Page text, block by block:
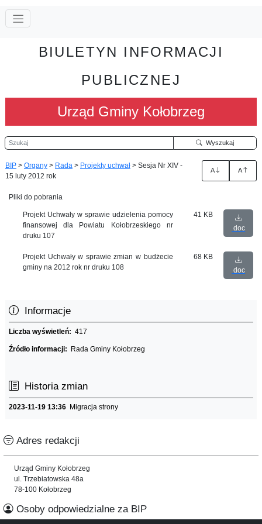
BIULETYN INFORMACJI
PUBLICZNEJ
Urząd Gminy Kołobrzeg
Szukaj Wyszukaj
BIP > Organy > Rada > Projekty uchwał > Sesja Nr XIV -
15 luty 2012 rok
A A
Pliki do pobrania
Projekt Uchwały w sprawie udzielenia pomocy
finansowej dla Powiatu Kołobrzeskiego nr
druku 107
41 KB
doc
Projekt Uchwały w sprawie zmian w budżecie
gminy na 2012 rok nr druku 108
68 KB
doc
Informacje
Liczba wyświetleń: 417
Źródło informacji: Rada Gminy Kołobrzeg
Historia zmian
2023-11-19 13:36 Migracja strony
Adres redakcji
Urząd Gminy Kołobrzeg
ul. Trzebiatowska 48a
78-100 Kołobrzeg
Osoby odpowiedzialne za BIP